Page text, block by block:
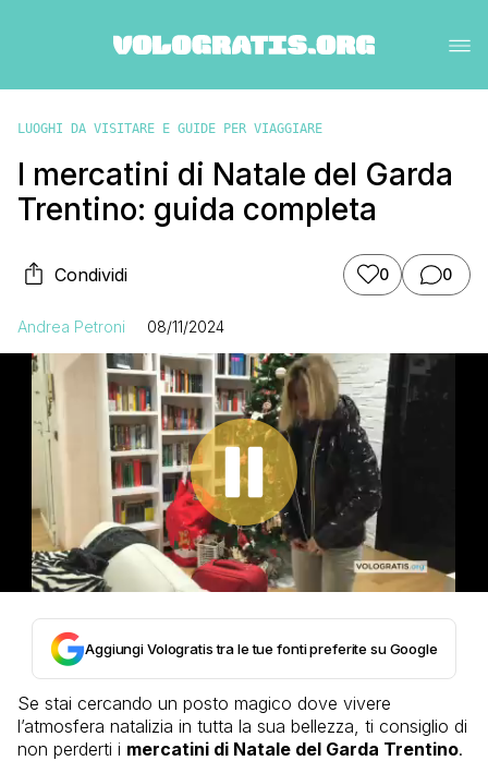
LUOGHI DA VISITARE E GUIDE PER VIAGGIARE
I mercatini di Natale del Garda
Trentino: guida completa
Condividi 0 0
Andrea Petroni 08/11/2024
Aggiungi Vologratis tra le tue fonti preferite su Google
Se stai cercando un posto magico dove vivere
l’atmosfera natalizia in tutta la sua bellezza, ti consiglio di
non perderti i mercatini di Natale del Garda Trentino.